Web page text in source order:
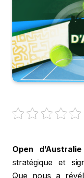
Open
stratégique et
Que nous a